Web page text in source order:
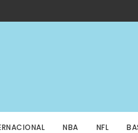
NBA NFL